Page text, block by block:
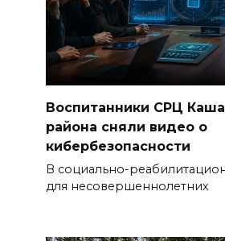
Воспитанники СРЦ
района сняли видео о
кибербезопасности
В социально-
для несовершеннолетних